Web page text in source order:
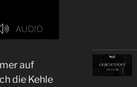
auf
die Kehle